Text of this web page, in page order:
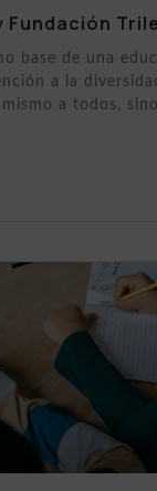
Fundación
base de una
a la
a todos,